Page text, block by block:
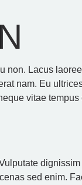
non. Lacus
nam. Eu
vitae
sed enim.